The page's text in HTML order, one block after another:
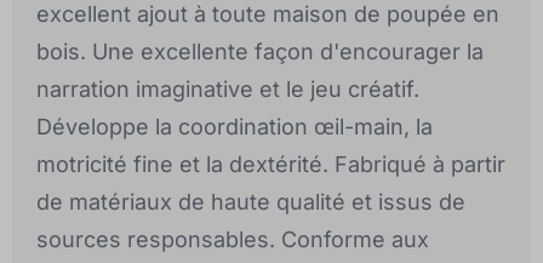
excellent ajout à toute maison de poupée en
bois. Une excellente façon d'encourager la
narration imaginative et le jeu créatif.
Développe la coordination œil-main, la
motricité fine et la dextérité. Fabriqué à partir
de matériaux de haute qualité et issus de
sources responsables. Conforme aux